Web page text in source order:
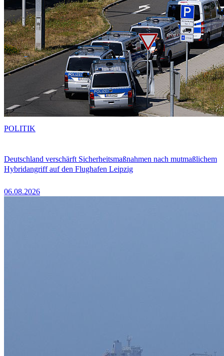
Deutschland verschärft Sicherheitsmaßnahmen nach mutmaßlichem
Hybridangriff auf den Flughafen Leipzig
06.08.2026
POLITIK